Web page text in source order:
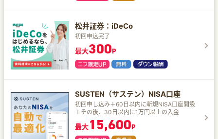
松井証券：iDeCo
初回申込完了
最大300P
SUSTEN（サステン）NISA口座
初回申し込み＋60日以内に新規NISA口座開設
＋その後、30日以内に1万円以上の入金
最大15,600P